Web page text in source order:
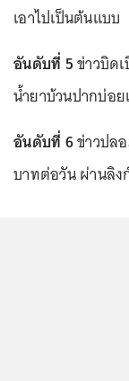
เอาไปเป็นต้นแบบ
อันดับที่ 5ข่าวบิด
น้ำยาบ้วนปากบ่อย
อันดับที่ 6ข่าวปล
บาทต่อวัน ผ่านลิง